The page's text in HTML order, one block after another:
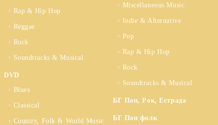
Rap & Hip Hop
Reggae
Rock
Soundtracks & Musical
DVD
Blues
Classical
Country, Folk & World Music
Miscellaneous Music
Indie & Alternative
Pop
Rap & Hip Hop
Rock
Soundtracks & Musical
БГ Поп, Рок, Естрада
БГ Поп фолк